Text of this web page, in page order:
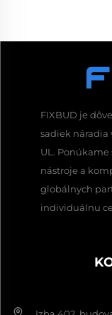
FIXBUD je
sadiek náradia
UL. Ponúkame
nástroje a
globálnych
individuálnu